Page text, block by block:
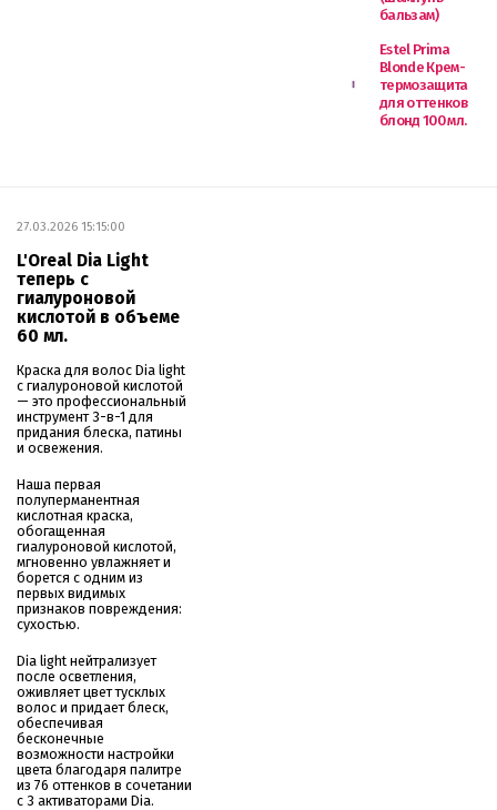
бальзам)
Estel Prima
Blonde Крем-
термозащита
для оттенков
блонд 100 мл.
27.03.2026 15:15:00
L'Oreal Dia Light
теперь с
гиалуроновой
кислотой в объеме
60 мл.
Краска для волос Dia light
с гиалуроновой кислотой
— это профессиональный
инструмент 3-в-1 для
придания блеска, патины
и освежения.
Наша первая
полуперманентная
кислотная краска,
обогащенная
гиалуроновой кислотой,
мгновенно увлажняет и
борется с одним из
первых видимых
признаков повреждения:
сухостью.
Dia light нейтрализует
после осветления,
оживляет цвет тусклых
волос и придает блеск,
обеспечивая
бесконечные
возможности настройки
цвета благодаря палитре
из 76 оттенков в сочетании
с 3 активаторами Dia.